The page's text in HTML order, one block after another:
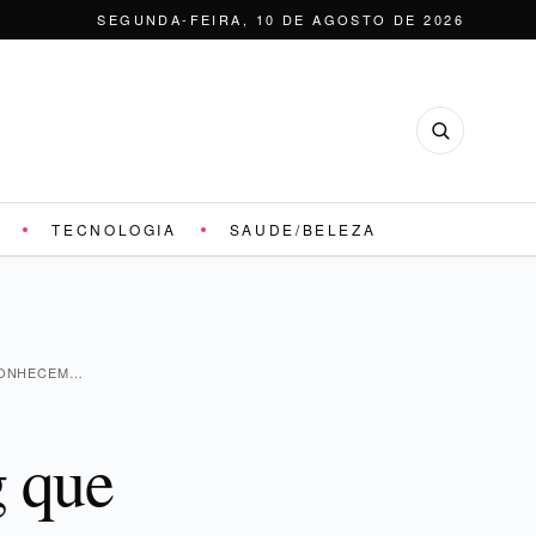
SEGUNDA-FEIRA, 10 DE AGOSTO DE 2026
TECNOLOGIA SAUDE/BELEZA
que